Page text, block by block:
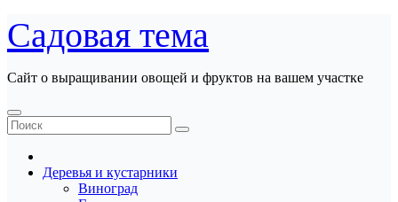
Перейти
к
содержанию
Садовая тема
Сайт о выращивании овощей и фруктов на вашем участке
Деревья и кустарники
Виноград